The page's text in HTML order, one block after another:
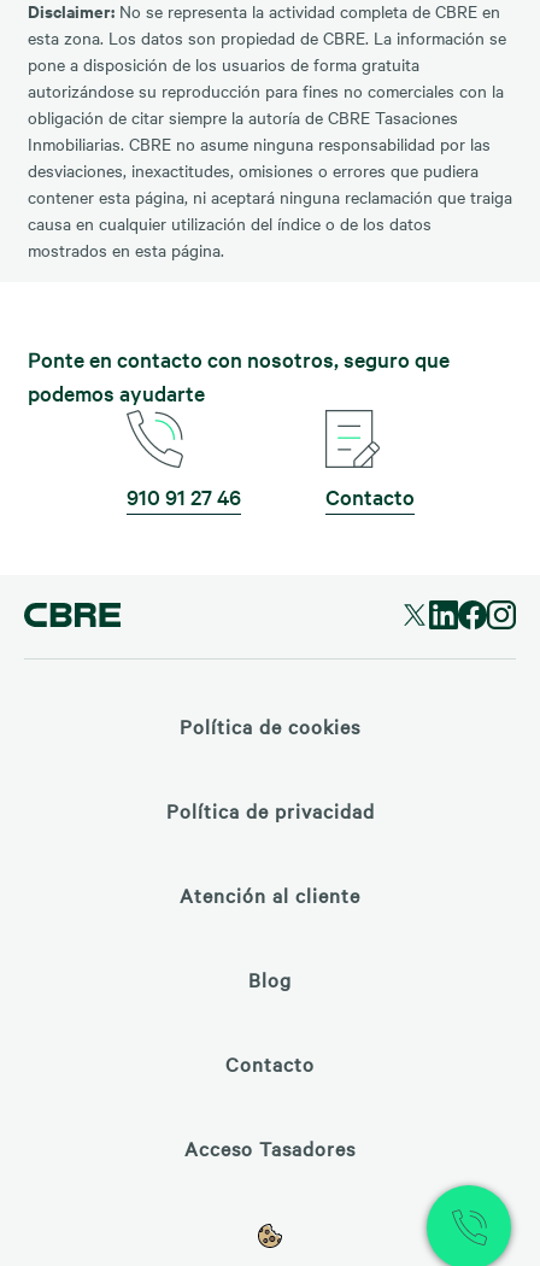
Disclaimer:No se representa la actividad completa de CBRE en
esta zona. Los datos son propiedad de CBRE. La información se
pone a disposición de los usuarios de forma gratuita
autorizándose su reproducción para fines no comerciales con la
obligación de citar siempre la autoría de CBRE Tasaciones
Inmobiliarias. CBRE no asume ninguna responsabilidad por las
desviaciones, inexactitudes, omisiones o errores que pudiera
contener esta página, ni aceptará ninguna reclamación que traiga
causa en cualquier utilización del índice o de los datos
mostrados en esta página.
Ponte en contacto con nosotros, seguro que
podemos ayudarte
910 91 27 46 Contacto
Política de cookies
Política de privacidad
Atención al cliente
Blog
Contacto
Acceso Tasadores